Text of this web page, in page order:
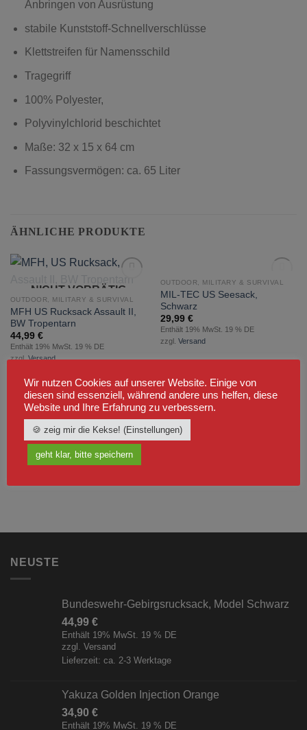
Anbringen von Ausrüstung
stabile Kunststoff-Schnellverschlüsse
Klettstreifen für Namensschild
Tragegriff
100% Polyester,
Polyvinylchlorid beschichtet
Maße: 32 x 15 x 64 cm
Fassungsvermögen: ca. 65 Liter
ÄHNLICHE PRODUKTE
zur
Wunschliste
hinzufügen
NICHT VORRÄTIG
OUTDOOR, MILITARY & SURVIVAL
MFH US Rucksack Assault II,
BW Tropentarn
44,99 €
Enthält 19% MwSt. 19 % DE
zzgl.Versand
Wunschliste
NICHT VORRÄTIG
OUTDOOR, MILITARY & SURVIVAL
MIL-TEC US Seesack,
Schwarz
29,99 €
Enthält 19% MwSt. 19 % DE
zzgl. Versand
NEUSTE
Bundeswehr-Gebirgsrucksack, Model Schwarz
44,99 €
Enthält 19% MwSt. 19 % DE
zzgl. Versand
Lieferzeit: ca. 2-3 Werktage
Yakuza Golden Injection Orange
34,90 €
Enthält 19% MwSt. 19 % DE
Wir nutzen Cookies auf unserer Website. Einige von
diesen sind essenziell, während andere uns helfen, diese
Website und Ihre Erfahrung zu verbessern.
🍪 zeig mir die Kekse! (Einstellungen)
geht klar, bitte speichern